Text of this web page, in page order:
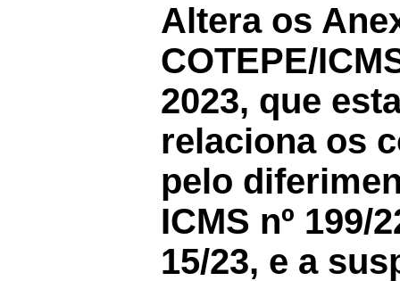
Altera os
COTEPE/
2023, que
relaciona os
pelo
ICMS nº 199/
15/23, e a